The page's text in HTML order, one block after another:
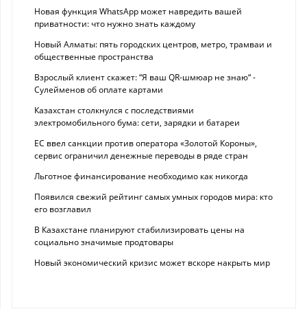
Новая функция WhatsApp может навредить вашей
приватности: что нужно знать каждому
Новый Алматы: пять городских центров, метро, трамваи и
общественные пространства
Взрослый клиент скажет: “Я ваш QR-шмюар не знаю“ -
Сулейменов об оплате картами
Казахстан столкнулся с последствиями
электромобильного бума: сети, зарядки и батареи
ЕС ввел санкции против оператора «Золотой Короны»,
сервис ограничил денежные переводы в ряде стран
Льготное финансирование необходимо как никогда
Появился свежий рейтинг самых умных городов мира: кто
его возглавил
В Казахстане планируют стабилизировать цены на
социально значимые продтовары
Новый экономический кризис может вскоре накрыть мир